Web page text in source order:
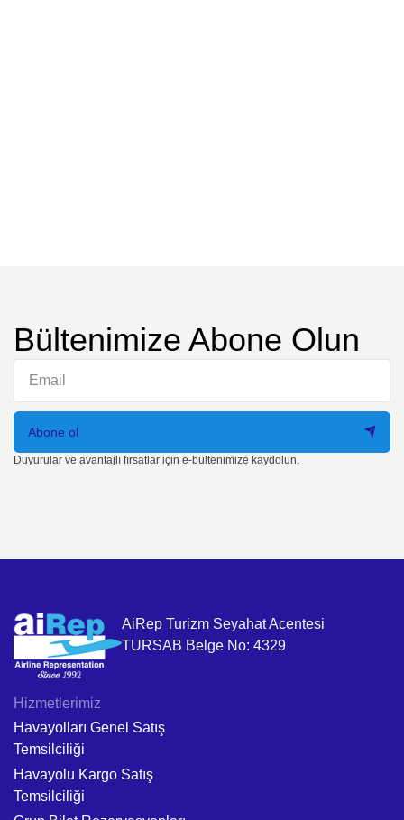
Bültenimize Abone Olun
Abone ol
Duyurular ve avantajlı fırsatlar için e-bültenimize kaydolun.
AiRep Turizm Seyahat Acentesi
TURSAB Belge No: 4329
Hizmetlerimiz
Havayolları Genel Satış
Temsilciliği
Havayolu Kargo Satış
Temsilciliği